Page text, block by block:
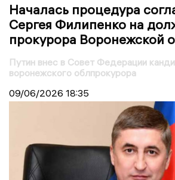
Началась процедура
Сергея Филипенко на
прокурора Воронежской
Путин внес в Совет Федерации
воронежского облпрокурора
09/06/2026 18:35